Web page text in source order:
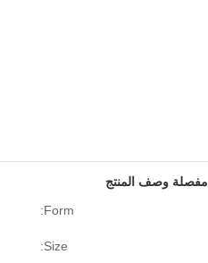
مفصلة وصف المنتج
Form:
Size: